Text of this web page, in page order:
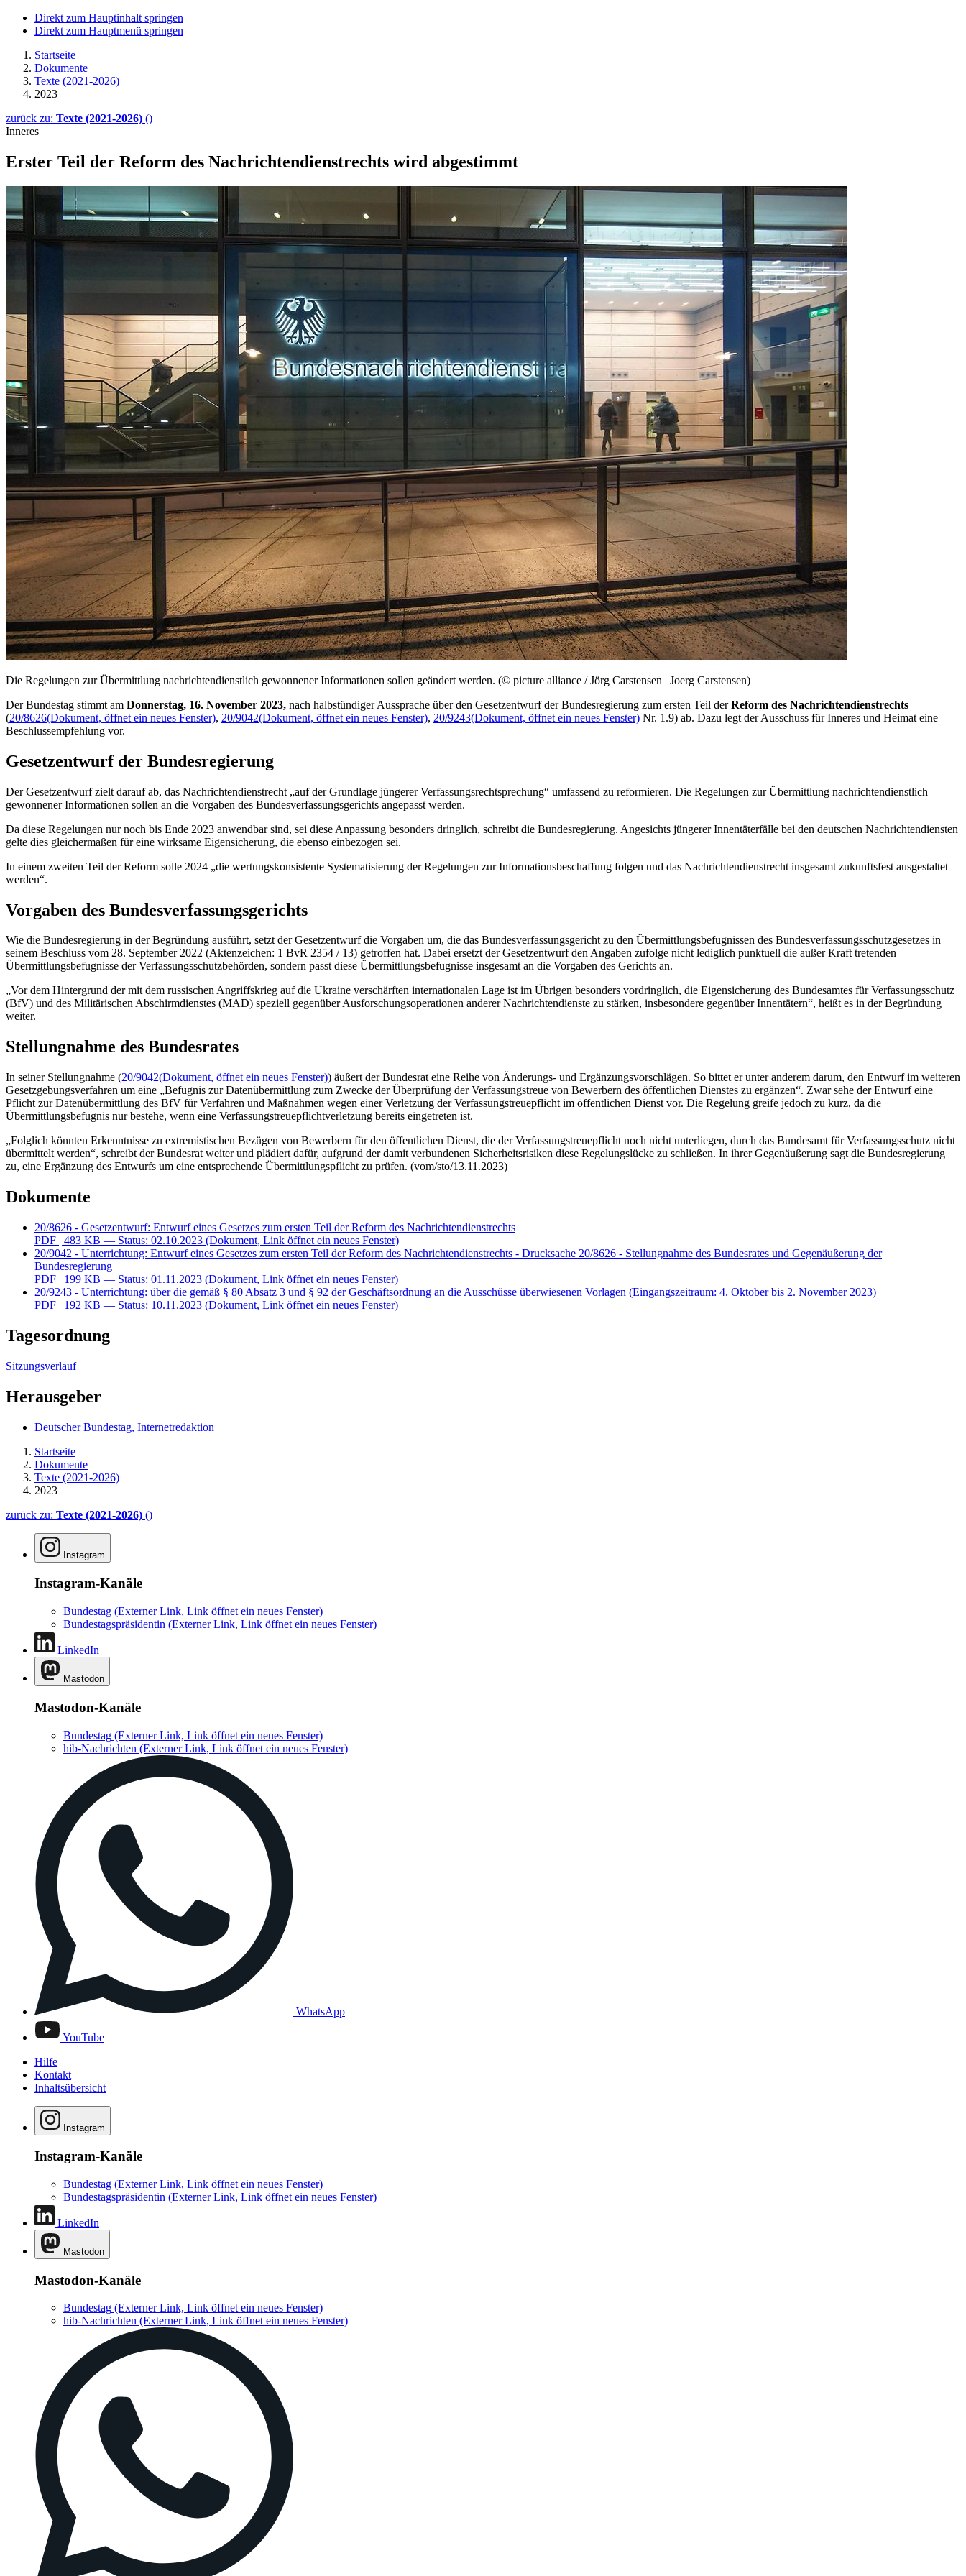
Direkt zum Hauptinhalt springen
Direkt zum Hauptmenü springen
Startseite
Dokumente
Texte (2021-2026)
2023
zurück zu: Texte (2021-2026) ()
Inneres
Erster Teil der Reform des Nachrichtendienstrechts wird abgestimmt
Die Regelungen zur Übermittlung nachrichtendienstlich gewonnener Informationen sollen geändert werden. (© picture alliance / Jörg Carstensen | Joerg Carstensen)
Der Bundestag stimmt am Donnerstag, 16. November 2023, nach halbstündiger Aussprache über den Gesetzentwurf der Bundesregierung zum ersten Teil derReform des Nachrichtendienstrechts
(20/8626(Dokument, öffnet ein neues Fenster), 20/9042(Dokument, öffnet ein neues Fenster), 20/9243(Dokument, öffnet ein neues Fenster) Nr. 1.9) ab. Dazu legt der Ausschuss für Inneres und Heimat eine
Beschlussempfehlung vor.
Gesetzentwurf der Bundesregierung
Der Gesetzentwurf zielt darauf ab, das Nachrichtendienstrecht „auf der Grundlage jüngerer Verfassungsrechtsprechung“ umfassend zu reformieren. Die Regelungen zur Übermittlung nachrichtendienstlich
gewonnener Informationen sollen an die Vorgaben des Bundesverfassungsgerichts angepasst werden.
Da diese Regelungen nur noch bis Ende 2023 anwendbar sind, sei diese Anpassung besonders dringlich, schreibt die Bundesregierung. Angesichts jüngerer Innentäterfälle bei den deutschen Nachrichtendiensten
gelte dies gleichermaßen für eine wirksame Eigensicherung, die ebenso einbezogen sei.
In einem zweiten Teil der Reform solle 2024 „die wertungskonsistente Systematisierung der Regelungen zur Informationsbeschaffung folgen und das Nachrichtendienstrecht insgesamt zukunftsfest ausgestaltet
werden“.
Vorgaben des Bundesverfassungsgerichts
Wie die Bundesregierung in der Begründung ausführt, setzt der Gesetzentwurf die Vorgaben um, die das Bundesverfassungsgericht zu den Übermittlungsbefugnissen des Bundesverfassungsschutzgesetzes in
seinem Beschluss vom 28. September 2022 (Aktenzeichen: 1 BvR 2354 / 13) getroffen hat. Dabei ersetzt der Gesetzentwurf den Angaben zufolge nicht lediglich punktuell die außer Kraft tretenden
Übermittlungsbefugnisse der Verfassungsschutzbehörden, sondern passt diese Übermittlungsbefugnisse insgesamt an die Vorgaben des Gerichts an.
„Vor dem Hintergrund der mit dem russischen Angriffskrieg auf die Ukraine verschärften internationalen Lage ist im Übrigen besonders vordringlich, die Eigensicherung des Bundesamtes für Verfassungsschutz
(BfV) und des Militärischen Abschirmdienstes (MAD) speziell gegenüber Ausforschungsoperationen anderer Nachrichtendienste zu stärken, insbesondere gegenüber Innentätern“, heißt es in der Begründung
weiter.
Stellungnahme des Bundesrates
In seiner Stellungnahme (20/9042(Dokument, öffnet ein neues Fenster)) äußert der Bundesrat eine Reihe von Änderungs- und Ergänzungsvorschlägen. So bittet er unter anderem darum, den Entwurf im weiteren
Gesetzgebungsverfahren um eine „Befugnis zur Datenübermittlung zum Zwecke der Überprüfung der Verfassungstreue von Bewerbern des öffentlichen Dienstes zu ergänzen“. Zwar sehe der Entwurf eine
Pflicht zur Datenübermittlung des BfV für Verfahren und Maßnahmen wegen einer Verletzung der Verfassungstreuepflicht im öffentlichen Dienst vor. Die Regelung greife jedoch zu kurz, da die
Übermittlungsbefugnis nur bestehe, wenn eine Verfassungstreuepflichtverletzung bereits eingetreten ist.
„Folglich könnten Erkenntnisse zu extremistischen Bezügen von Bewerbern für den öffentlichen Dienst, die der Verfassungstreuepflicht noch nicht unterliegen, durch das Bundesamt für Verfassungsschutz nicht
übermittelt werden“, schreibt der Bundesrat weiter und plädiert dafür, aufgrund der damit verbundenen Sicherheitsrisiken diese Regelungslücke zu schließen. In ihrer Gegenäußerung sagt die Bundesregierung
zu, eine Ergänzung des Entwurfs um eine entsprechende Übermittlungspflicht zu prüfen. (vom/sto/13.11.2023)
Dokumente
20/8626 - Gesetzentwurf: Entwurf eines Gesetzes zum ersten Teil der Reform des Nachrichtendienstrechts
PDF | 483 KB — Status: 02.10.2023 (Dokument, Link öffnet ein neues Fenster)
20/9042 - Unterrichtung: Entwurf eines Gesetzes zum ersten Teil der Reform des Nachrichtendienstrechts - Drucksache 20/8626 - Stellungnahme des Bundesrates und Gegenäußerung der
Bundesregierung
PDF | 199 KB — Status: 01.11.2023 (Dokument, Link öffnet ein neues Fenster)
20/9243 - Unterrichtung: über die gemäß § 80 Absatz 3 und § 92 der Geschäftsordnung an die Ausschüsse überwiesenen Vorlagen (Eingangszeitraum: 4. Oktober bis 2. November 2023)
PDF | 192 KB — Status: 10.11.2023 (Dokument, Link öffnet ein neues Fenster)
Tagesordnung
Sitzungsverlauf
Herausgeber
Deutscher Bundestag, Internetredaktion
Startseite
Dokumente
Texte (2021-2026)
2023
zurück zu: Texte (2021-2026) ()
Instagram
Instagram-Kanäle
Bundestag (Externer Link, Link öffnet ein neues Fenster)
Bundestagspräsidentin (Externer Link, Link öffnet ein neues Fenster)
LinkedIn
Mastodon
Mastodon-Kanäle
Bundestag (Externer Link, Link öffnet ein neues Fenster)
hib-Nachrichten (Externer Link, Link öffnet ein neues Fenster)
WhatsApp
YouTube
Hilfe
Kontakt
Inhaltsübersicht
Instagram
Instagram-Kanäle
Bundestag (Externer Link, Link öffnet ein neues Fenster)
Bundestagspräsidentin (Externer Link, Link öffnet ein neues Fenster)
LinkedIn
Mastodon
Mastodon-Kanäle
Bundestag (Externer Link, Link öffnet ein neues Fenster)
hib-Nachrichten (Externer Link, Link öffnet ein neues Fenster)